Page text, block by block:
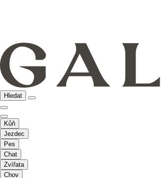
Hledat
Kůň
Jezdec
Pes
Chat
Zvířata
Chov